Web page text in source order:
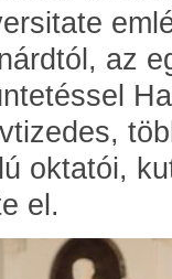
az
oktatói,
el.